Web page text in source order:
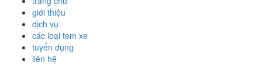
giới thiệu
dịch vụ
các loại tem xe
tuyển dụng
liên hệ